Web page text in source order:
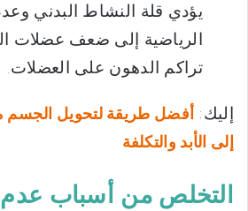
يؤدي قلة النشاط البدني
الرياضية إلى ضعف عضلات
تراكم الدهون على العضلات.
إليك: أفضل طريقة لتحويل الجسم
إلى الأبد والتكلفة
التخلص من أسباب